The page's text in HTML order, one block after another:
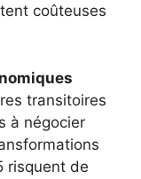
coûteuses
transitoires
à négocier
risquent de